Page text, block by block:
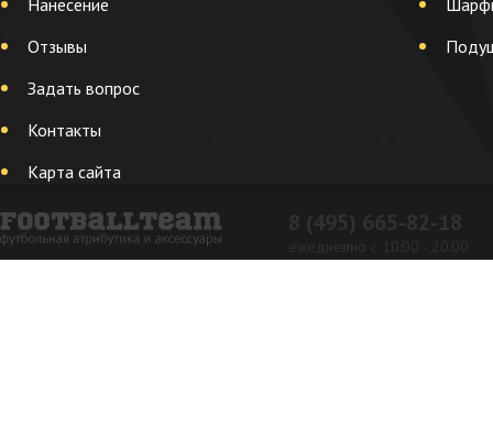
Нанесение
Отзывы
Задать вопрос
Контакты
Карта сайта